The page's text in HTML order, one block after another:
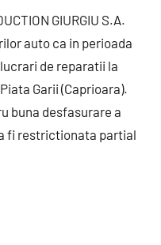
GIURGIU S.A.
auto ca in perioada
lucrari de reparatii la
Garii (Caprioara).
buna desfasurare a
fi restrictionata partial